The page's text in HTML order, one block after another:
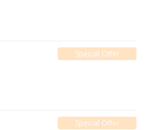
Special Offer
Special Offer